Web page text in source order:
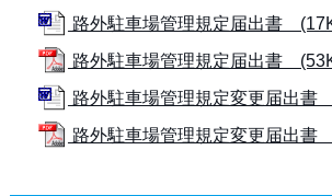
路外駐車場管理規定届出書
路外駐車場管理規定届出書
路外駐車場管理規定変更届出
路外駐車場管理規定変更届出